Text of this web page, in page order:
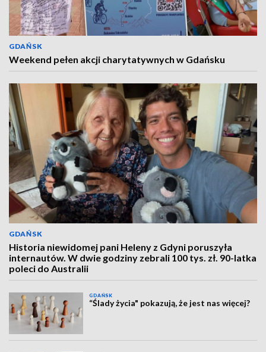
GDAŃSK
Weekend pełen akcji charytatywnych w Gdańsku
GDAŃSK
Historia niewidomej pani Heleny z Gdyni poruszyła
internautów. W dwie godziny zebrali 100 tys. zł. 90-latka
poleci do Australii
GDAŃSK
“Ślady życia" pokazują, że jest nas więcej?